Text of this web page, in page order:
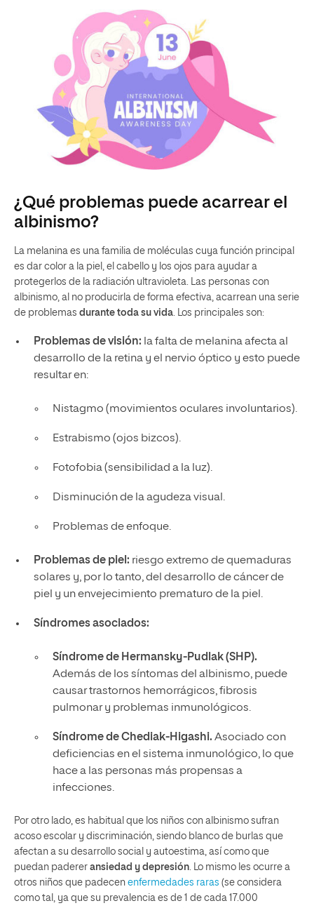
¿Qué problemas puede acarrear el
albinismo?
La melanina es una familia de moléculas cuya función principal
es dar color a la piel, el cabello y los ojos para ayudar a
protegerlos de la radiación ultravioleta. Las personas con
albinismo, al no producirla de forma efectiva, acarrean una serie
de problemas durante toda su vida. Los principales son:
Problemas de visión: la falta de melanina afecta al
desarrollo de la retina y el nervio óptico y esto puede
resultar en:
Nistagmo (movimientos oculares involuntarios).
Estrabismo (ojos bizcos).
Fotofobia (sensibilidad a la luz).
Disminución de la agudeza visual.
Problemas de enfoque.
Problemas de piel: riesgo extremo de quemaduras
solares y, por lo tanto, del desarrollo de cáncer de
piel y un envejecimiento prematuro de la piel.
Síndromes asociados:
Síndrome de Hermansky-Pudlak (SHP).
Además de los síntomas del albinismo, puede
causar trastornos hemorrágicos, fibrosis
pulmonar y problemas inmunológicos.
Síndrome de Chediak-Higashi. Asociado con
deficiencias en el sistema inmunológico, lo que
hace a las personas más propensas a
infecciones.
Por otro lado, es habitual que los niños con albinismo sufran
acoso escolar y discriminación, siendo blanco de burlas que
afectan a su desarrollo social y autoestima, así como que
puedan paderer ansiedad y depresión. Lo mismo les ocurre a
otros niños que padecen enfermedades raras (se considera
como tal, ya que su prevalencia es de 1 de cada 17.000